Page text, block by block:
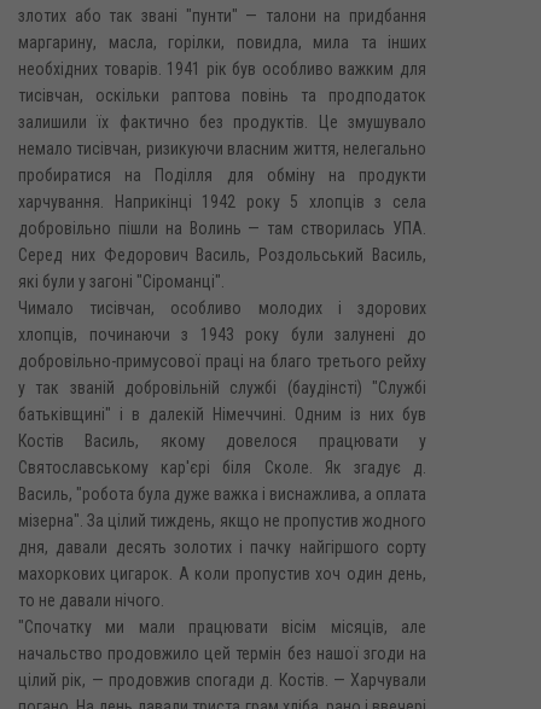
злотих або так звані "пунти" — талони на придбання
маргарину, масла, горілки, повидла, мила та інших
необхідних товарів. 1941 рік був особливо важким для
тисівчан, оскільки раптова повінь та продподаток
залишили їх фактично без продуктів. Це змушувало
немало тисівчан, ризикуючи власним життя, нелегально
пробиратися на Поділля для обміну на продукти
харчування. Наприкінці 1942 року 5 хлопців з села
добровільно пішли на Волинь — там створилась УПА.
Серед них Федорович Василь, Роздольський Василь,
які були у загоні "Сіроманці".
Чимало тисівчан, особливо молодих і здорових
хлопців, починаючи з 1943 року були залунені до
добровільно-примусової праці на благо третього рейху
у так званій добровільній службі (баудінсті) "Службі
батьківщині" і в далекій Німеччині. Одним із них був
Костів Василь, якому довелося працювати у
Святославському кар'єрі біля Сколе. Як згадує д.
Василь, "робота була дуже важка і виснажлива, а оплата
мізерна". За цілий тиждень, якщо не пропустив жодного
дня, давали десять золотих і пачку найгіршого сорту
махоркових цигарок. А коли пропустив хоч один день,
то не давали нічого.
"Спочатку ми мали працювати вісім місяців, але
начальство продовжило цей термін без нашої згоди на
цілий рік, — продовжив спогади д. Костів. — Харчували